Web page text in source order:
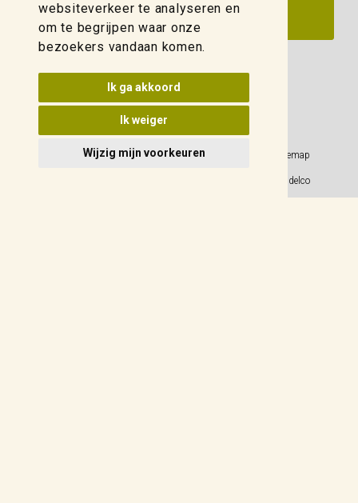
websiteverkeer te analyseren en
om te begrijpen waar onze
bezoekers vandaan komen.
Ik ga akkoord
Ik weiger
Wijzig mijn voorkeuren
Update cookies voorkeuren
Privacy Policy Sitemap
© 2026 Weidelco